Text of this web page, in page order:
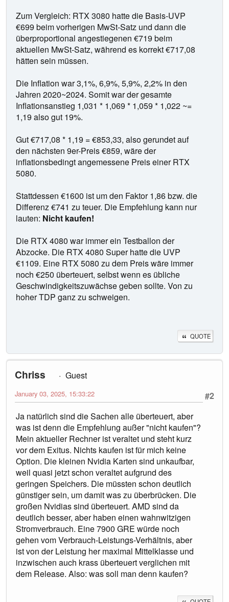
Zum Vergleich: RTX 3080 hatte die Basis-UVP
€699 beim vorherigen MwSt-Satz und dann die
überproportional angestiegenen €719 beim
aktuellen MwSt-Satz, während es korrekt €717,08
hätten sein müssen.
Die Inflation war 3,1%, 6,9%, 5,9%, 2,2% in den
Jahren 2020~2024. Somit war der gesamte
Inflationsanstieg 1,031 * 1,069 * 1,059 * 1,022 ~=
1,19 also gut 19%.
Gut €717,08 * 1,19 = €853,33, also gerundet auf
den nächsten 9er-Preis €859, wäre der
inflationsbedingt angemessene Preis einer RTX
5080.
Stattdessen €1600 ist um den Faktor 1,86 bzw. die
Differenz €741 zu teuer. Die Empfehlung kann nur
lauten: Nicht kaufen!
Die RTX 4080 war immer ein Testballon der
Abzocke. Die RTX 4080 Super hatte die UVP
€1109. Eine RTX 5080 zu dem Preis wäre immer
noch €250 überteuert, selbst wenn es übliche
Geschwindigkeitszuwächse geben sollte. Von zu
hoher TDP ganz zu schweigen.
QUOTE
Chriss
Guest
#2
January 03, 2025, 15:33:22
Ja natürlich sind die Sachen alle überteuert, aber
was ist denn die Empfehlung außer "nicht kaufen"?
Mein aktueller Rechner ist veraltet und steht kurz
vor dem Exitus. Nichts kaufen ist für mich keine
Option. Die kleinen Nvidia Karten sind unkaufbar,
weil quasi jetzt schon veraltet aufgrund des
geringen Speichers. Die müssten schon deutlich
günstiger sein, um damit was zu überbrücken. Die
großen Nvidias sind überteuert. AMD sind da
deutlich besser, aber haben einen wahnwitzigen
Stromverbrauch. Eine 7900 GRE würde noch
gehen vom Verbrauch-Leistungs-Verhältnis, aber
ist von der Leistung her maximal Mittelklasse und
inzwischen auch krass überteuert verglichen mit
dem Release. Also: was soll man denn kaufen?